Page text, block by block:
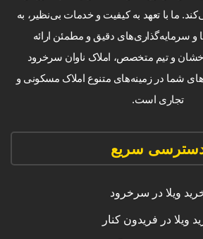
ما با تعهد به کیفیت و خدمات بی‌نظیر، به
و سرمایه‌گذاری‌های دقیق و مطمئن ارائه
و تیم متخصص، املاک ناوان سرخرود
شما در زمینه‌های متنوع املاک مسکونی و
تجاری است.
سریع
ویلا در سرخرود
ویلا در فریدون کنار